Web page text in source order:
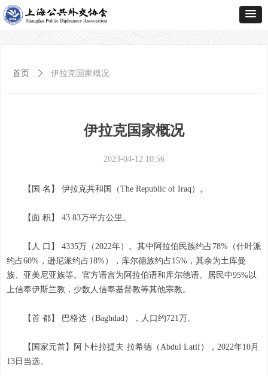
伊拉克国家概况
【国 名】 伊拉克共和国（The Republic of Iraq）。
【面 积】 43.83万平方公里。
【人 口】 4335万（2022年）。其中阿拉伯民族约占78%（什叶派
约占60%，逊尼派约占18%），库尔德族约占15%，其余为土库曼
族、亚美尼亚族等。官方语言为阿拉伯语和库尔德语。居民中95%以
上信奉伊斯兰教，少数人信奉基督教等其他宗教。
【首 都】 巴格达（Baghdad），人口约721万。
【国家元首】阿卜杜拉提夫·拉希德（Abdul Latif），2022年10月
13日当选。
首页 ꄲ 伊拉克国家概况
2023-04-12 10:56